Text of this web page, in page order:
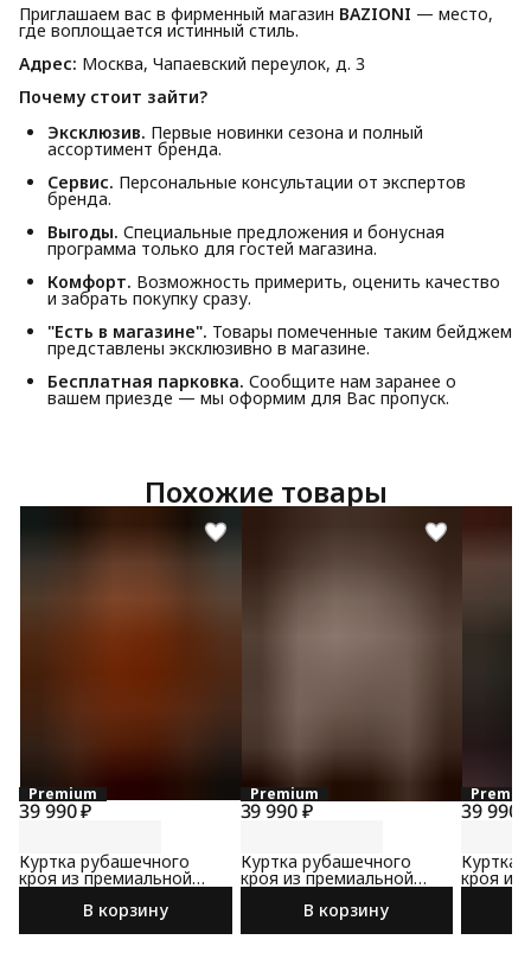
Приглашаем вас в фирменный магазин BAZIONI — место,
где воплощается истинный стиль.
Адрес: Москва, Чапаевский переулок, д. 3
Почему стоит зайти?
Эксклюзив. Первые новинки сезона и полный
ассортимент бренда.
Сервис. Персональные консультации от экспертов
бренда.
Выгоды. Специальные предложения и бонусная
программа только для гостей магазина.
Комфорт. Возможность примерить, оценить качество
и забрать покупку сразу.
"Есть в магазине". Товары помеченные таким бейджем
представлены эксклюзивно в магазине.
Бесплатная парковка. Сообщите нам заранее о
вашем приезде — мы оформим для Вас пропуск.
Похожие товары
Premium
39 990 ₽
Куртка рубашечного
кроя из премиальной
замши
В корзину
Premium
39 990 ₽
Куртка рубашечного
кроя из премиальной
замши
В корзину
39 990
Куртка
кроя из
замши